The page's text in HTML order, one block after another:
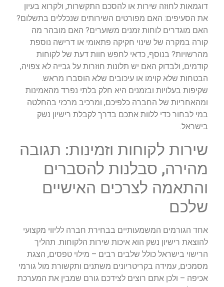
דוגמאות לחוזה שירות או להסכם התקשרות, ולקרוא בעיון
את הסעיפים: האם מפורטים השירותים שנכללים בתשלום?
האם מוגדרים לוחות זמנים משוערים? האם מובהר מה
קורה במקרה של שינוי חקיקה פתאומי או דרישה נוספת
מהרשויות? בנוסף, כדאי לחפש חוות דעת של לקוחות
קודמים, ולבדוק האם יש תלונות חוזרות על גבייה לא צפויה,
הבטחות שלא קוימו או עיכובים שלא הוסברו מראש.
שקיפות בעלויות ובזמנים היא חלק בלתי נפרד מהאמינות
ומהאחריות של החברה כלפיכם, ומרכיב מרכזי בהחלטה
במי לבחור כדי ללוות אתכם בדרך לקבלת רישיון נשק
בישראל.
שירות לקוחות וזמינות: תגובה
מהירה, סבלנות להסברים
והתאמה לצרכים האישיים
שלכם
אחד הגורמים המשמעותיים בבחירת חברה לליווי מקצועי
להוצאת רישיון נשק הוא איכות שירות הלקוחות. תהליך
הרישוי בישראל כולל שלבים רבים – מילוי טפסים, הצגת
מסמכים, עמידה בקריטריונים משתנים ותקשורת מול גורמי
אכיפה – ולכן אתם רוצים לצידכם גורם שמבין את המערכת